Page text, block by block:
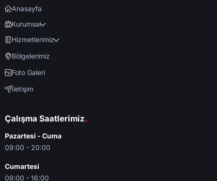
Anasayfa
Kurumsal
Hizmetlerimiz
Bölgelerimiz
Foto Galeri
İletişim
Çalışma Saatlerimiz.
Pazartesi - Cuma
09:00 - 20:00
Cumartesi
09:00 - 16:00